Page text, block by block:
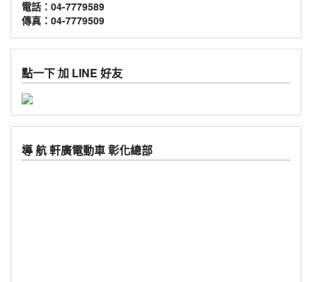
電話：04-7779589
傳真：04-7779509
點一下 加 LINE 好友
導 航 軒廣電動車 彰化總部